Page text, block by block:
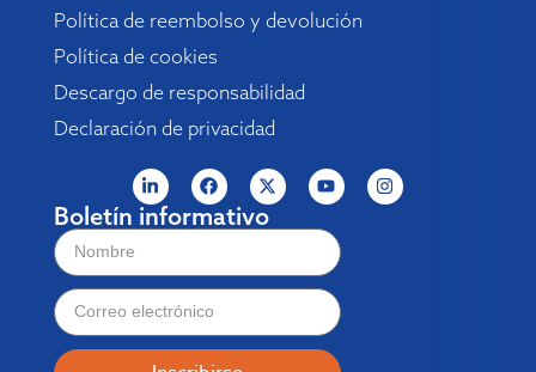
Política de reembolso y devolución
Política de cookies
Descargo de responsabilidad
Declaración de privacidad
Boletín informativo